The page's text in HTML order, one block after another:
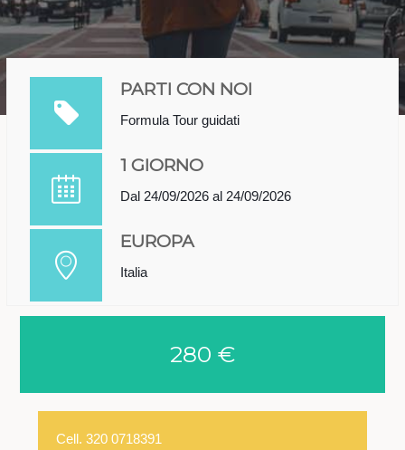
PARTI CON NOI
Formula Tour guidati
1 GIORNO
Dal 24/09/2026 al 24/09/2026
EUROPA
Italia
280 €
Cell. 320 0718391